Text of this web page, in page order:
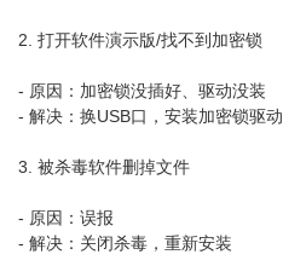
2. 打开软件演示版/找不到加密锁
- 原因：加密锁没插好、驱动没装
- 解决：换USB口，安装加密锁驱动
3. 被杀毒软件删掉文件
- 原因：误报
- 解决：关闭杀毒，重新安装